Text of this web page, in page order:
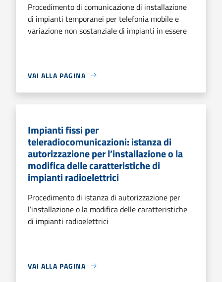
Procedimento di comunicazione di installazione
di impianti temporanei per telefonia mobile e
variazione non sostanziale di impianti in essere
VAI ALLA PAGINA
Impianti fissi per
teleradiocomunicazioni: istanza di
autorizzazione per l’installazione o la
modifica delle caratteristiche di
impianti radioelettrici
Procedimento di istanza di autorizzazione per
l’installazione o la modifica delle caratteristiche
di impianti radioelettrici
VAI ALLA PAGINA